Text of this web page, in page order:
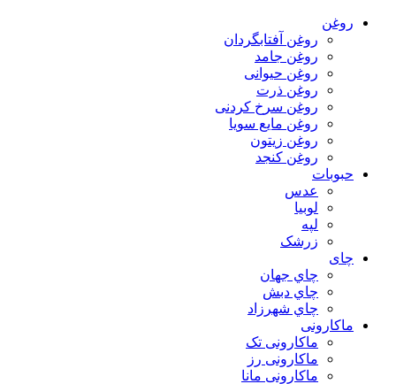
روغن
روغن آفتابگردان
روغن جامد
روغن حیوانی
روغن ذرت
روغن سرخ کردنی
روغن مایع سویا
روغن زیتون
روغن کنجد
حبوبات
عدس
لوبیا
لپه
زرشک
چای
چاي جهان
چاي دبش
چاي شهرزاد
ماکارونی
ماکارونی تک
ماکارونی رز
ماکارونی مانا